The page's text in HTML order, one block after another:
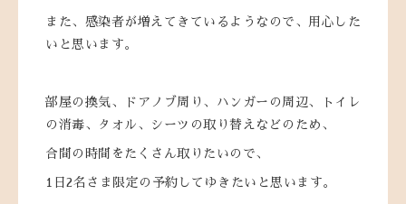
また、感染者が増えてきているようなので、用心した
いと思います。
部屋の換気、ドアノブ周り、ハンガーの周辺、トイレ
の消毒、タオル、シーツの取り替えなどのため、
合間の時間をたくさん取りたいので、
1日2名さま限定の予約してゆきたいと思います。